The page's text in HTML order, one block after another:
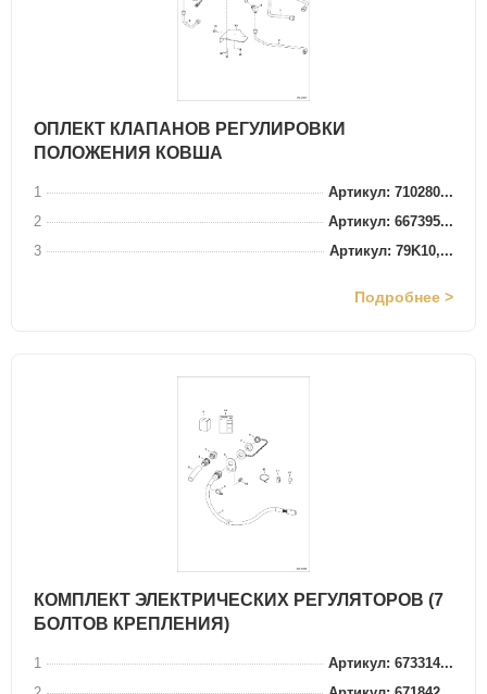
ОПЛЕКТ КЛАПАНОВ РЕГУЛИРОВКИ
ПОЛОЖЕНИЯ КОВША
1
Артикул: 710280...
2
Артикул: 667395...
3
Артикул: 79K10,...
Подробнее >
КОМПЛЕКТ ЭЛЕКТРИЧЕСКИХ РЕГУЛЯТОРОВ (7
БОЛТОВ КРЕПЛЕНИЯ)
1
Артикул: 673314...